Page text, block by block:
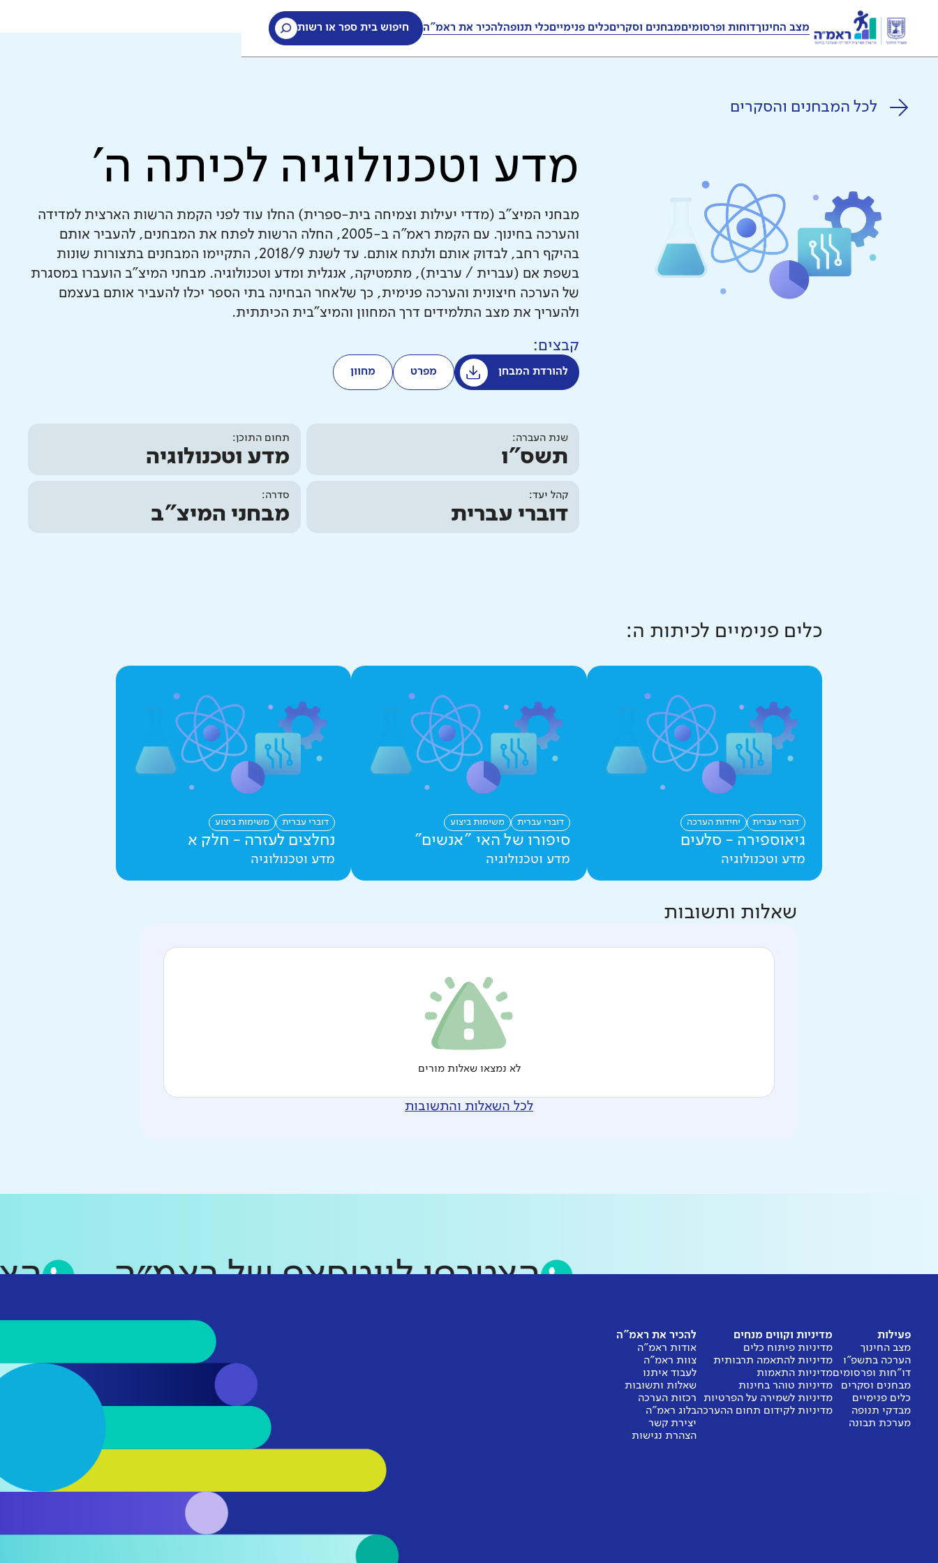
מצב החינוךדוחות ופרסומיםמבחנים וסקריםכלים פנימייםכלי תנופהלהכיר את ראמ"ה חיפוש בית ספר או רשות
לכל המבחנים והסקרים
מדע וטכנולוגיה לכיתה ה'
מבחני המיצ"ב (מדדי יעילות וצמיחה בית-ספרית) החלו עוד לפני הקמת הרשות הארצית למדידה
והערכה בחינוך. עם הקמת ראמ"ה ב-2005, החלה הרשות לפתח את המבחנים, להעביר אותם
בהיקף רחב, לבדוק אותם ולנתח אותם. עד לשנת 2018/9, התקיימו המבחנים בתצורות שונות
בשפת אם (עברית / ערבית), מתמטיקה, אנגלית ומדע וטכנולוגיה. מבחני המיצ"ב הועברו במסגרת
של הערכה חיצונית והערכה פנימית, כך שלאחר הבחינה בתי הספר יכלו להעביר אותם בעצמם
ולהעריך את מצב התלמידים דרך המחוון והמיצ"בית הכיתתית.
קבצים:
להורדת המבחן מפרט מחוון
שנת העברה:
תשס"ו
תחום התוכן:
מדע וטכנולוגיה
קהל יעד:
דוברי עברית
סדרה:
מבחני המיצ"ב
כלים פנימיים לכיתות ה:
דוברי עברית יחידות הערכה
גיאוספירה - סלעים
מדע וטכנולוגיה
דוברי עברית משימות ביצוע
סיפורו של האי "אנשים"
מדע וטכנולוגיה
דוברי עברית משימות ביצוע
נחלצים לעזרה - חלק א
מדע וטכנולוגיה
שאלות ותשובות
לא נמצאו שאלות מורים
לכל השאלות והתשובות
הצטרפו לווטסאפ של ראמ״ה
פעילות
מצב החינוך
הערכה בתשפ"ו
דו"חות ופרסומים
מבחנים וסקרים
כלים פנימיים
מבדקי תנופה
מערכת תבונה
מדיניות וקווים מנחים
מדיניות פיתוח כלים
מדיניות להתאמה תרבותית
מדיניות התאמות
מדיניות טוהר בחינות
מדיניות לשמירה על הפרטיות
מדיניות לקידום תחום ההערכה
להכיר את ראמ"ה
אודות ראמ"ה
צוות ראמ"ה
לעבוד איתנו
שאלות ותשובות
רכזות הערכה
בלוג ראמ"ה
יצירת קשר
הצהרת נגישות